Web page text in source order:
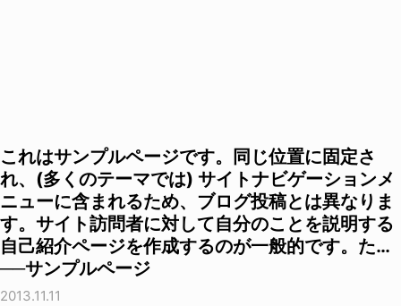
これはサンプルページです。同じ位置に固定さ
れ、(多くのテーマでは) サイトナビゲーションメ
ニューに含まれるため、ブログ投稿とは異なりま
す。サイト訪問者に対して自分のことを説明する
自己紹介ページを作成するのが一般的です。た…
──サンプルページ
2013.11.11